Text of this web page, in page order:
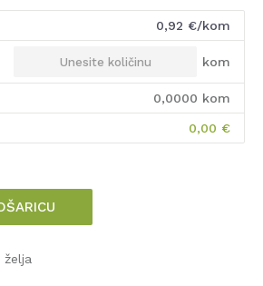
0,92 €/kom
kom
0,0000 kom
0,00 €
želja